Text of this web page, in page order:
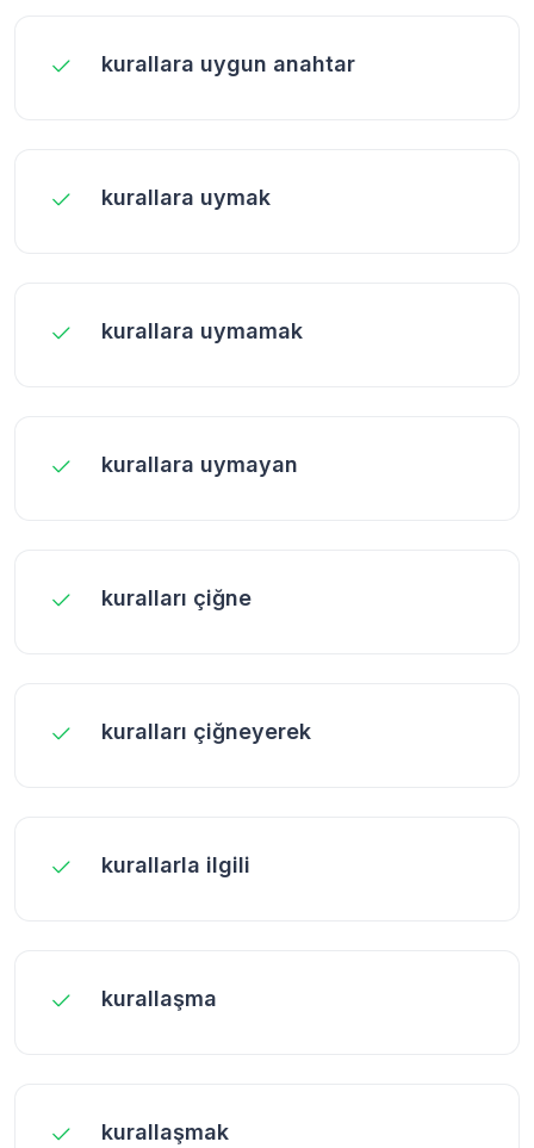
kurallara uygun anahtar
kurallara uymak
kurallara uymamak
kurallara uymayan
kuralları çiğne
kuralları çiğneyerek
kurallarla ilgili
kurallaşma
kurallaşmak